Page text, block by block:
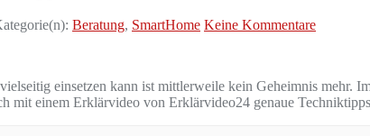
Beratung, SmartHome Keine Kommentare
einsetzen kann ist mittlerweile kein Geheimnis mehr.
mit einem Erklärvideo von Erklärvideo24 genaue